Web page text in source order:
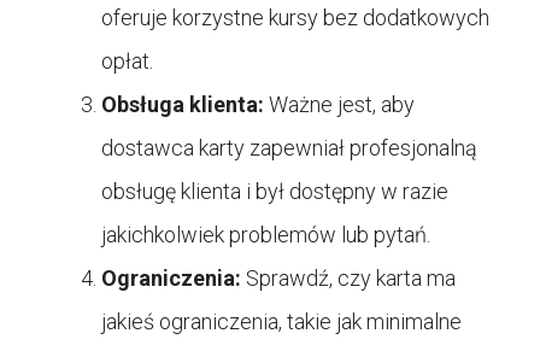
oferuje korzystne kursy bez dodatkowych
opłat.
Obsługa klienta: Ważne jest, aby
dostawca karty zapewniał profesjonalną
obsługę klienta i był dostępny w razie
jakichkolwiek problemów lub pytań.
Ograniczenia: Sprawdź, czy karta ma
jakieś ograniczenia, takie jak minimalne